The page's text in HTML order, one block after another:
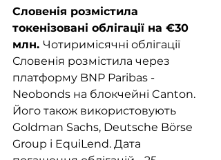
Словенія розмістила
токенізовані облігації на €30
млн. Чотиримісячні облігації
Словенія розмістила через
платформу BNP Paribas -
Neobonds на блокчейні Canton.
Його також використовують
Goldman Sachs, Deutsche Börse
Group і EquiLend. Дата